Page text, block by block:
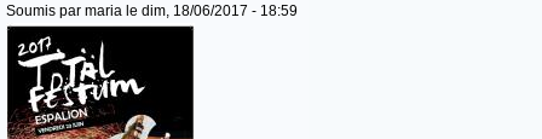
Soumis par maria le dim, 18/06/2017 - 18:59